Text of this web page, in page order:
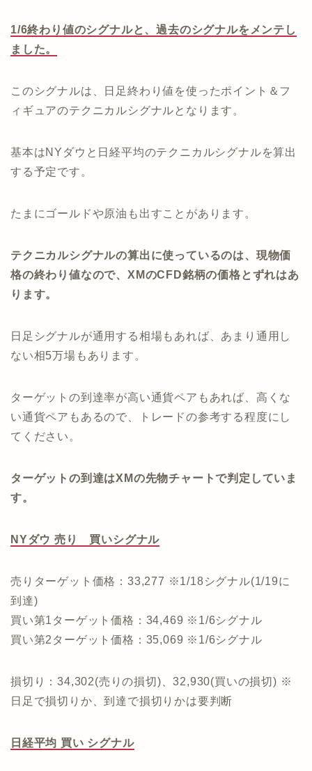
1/6終わり値のシグナルと、過去のシグナルをメンテし
ました。
このシグナルは、日足終わり値を使ったポイント＆フ
ィギュアのテクニカルシグナルとなります。
基本はNYダウと日経平均のテクニカルシグナルを算出
する予定です。
たまにゴールドや原油も出すことがあります。
テクニカルシグナルの算出に使っているのは、現物価
格の終わり値なので、XMのCFD銘柄の価格とずれはあ
ります。
日足シグナルが通用する相場もあれば、あまり通用し
ない相5万場もあります。
ターゲットの到達率が高い通貨ペアもあれば、高くな
い通貨ペアもあるので、トレードの参考する程度にし
てください。
ターゲットの到達はXMの先物チャートで判定していま
す。
NYダウ 売り 買いシグナル
売りターゲット価格：33,277 ※1/18シグナル(1/19に
到達)
買い第1ターゲット価格：34,469 ※1/6シグナル
買い第2ターゲット価格：35,069 ※1/6シグナル
損切り：34,302(売りの損切)、32,930(買いの損切) ※
日足で損切りか、到達で損切りかは要判断
日経平均 買い シグナル